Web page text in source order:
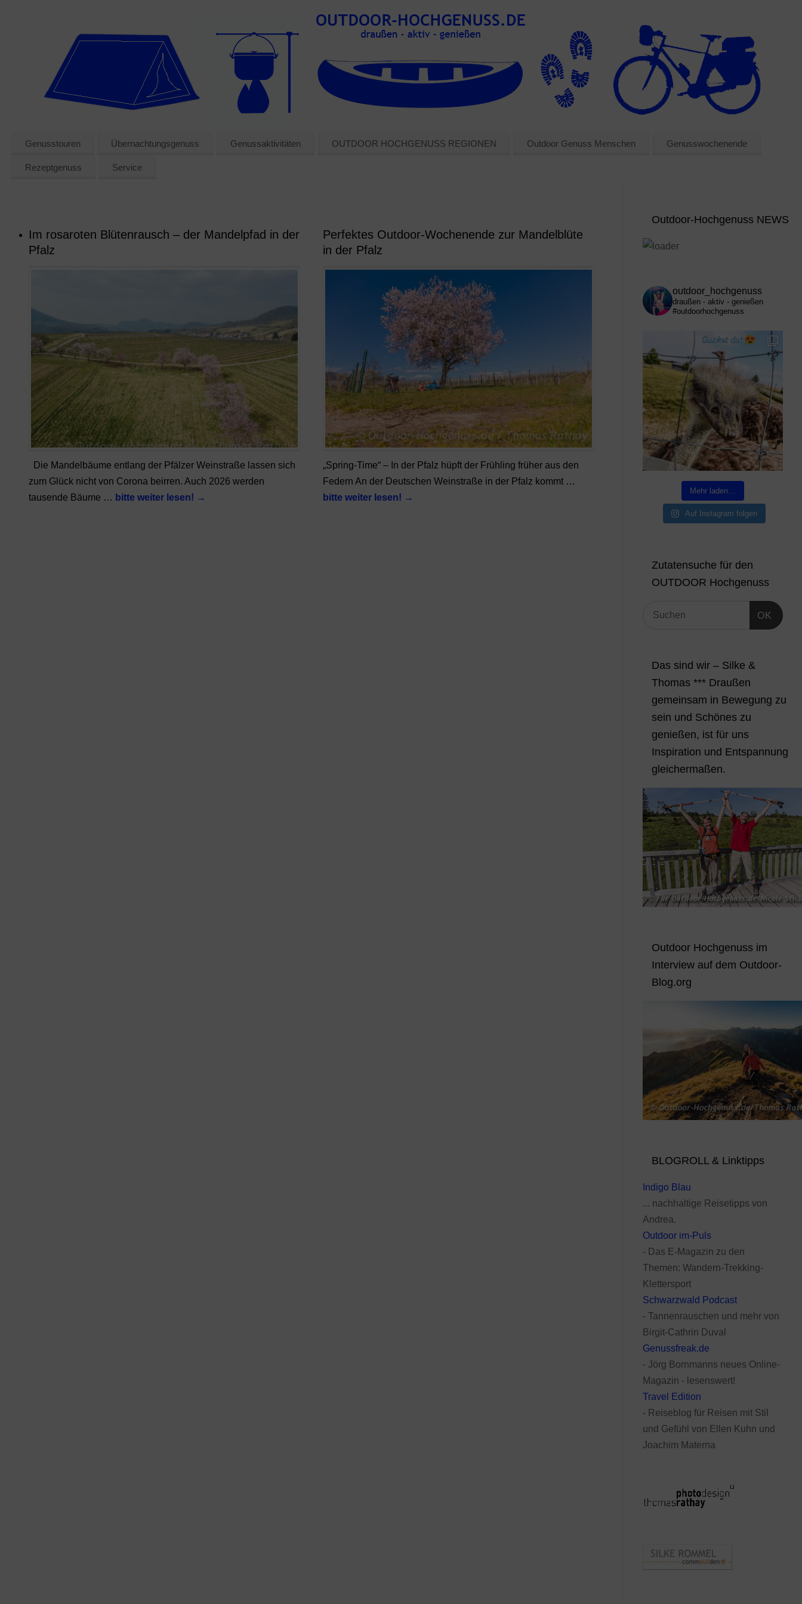
Genusstouren Übernachtungsgenuss Genussaktivitäten OUTDOOR HOCHGENUSS REGIONEN Outdoor Genuss Menschen Genusswochenende
Rezeptgenuss Service
Im rosaroten Blütenrausch – der Mandelpfad in der
Pfalz
Die Mandelbäume entlang der Pfälzer Weinstraße lassen sich
zum Glück nicht von Corona beirren. Auch 2026 werden
tausende Bäume … bitte weiter lesen! →
Perfektes Outdoor-Wochenende zur Mandelblüte
in der Pfalz
„Spring-Time“ – In der Pfalz hüpft der Frühling früher aus den
Federn An der Deutschen Weinstraße in der Pfalz kommt …
bitte weiter lesen! →
Outdoor-Hochgenuss NEWS
outdoor_hochgenuss
draußen - aktiv - genießen
#outdoorhochgenuss
Mehr laden…
Auf Instagram folgen
Zutatensuche für den
OUTDOOR Hochgenuss
OK
Das sind wir – Silke &
Thomas *** Draußen
gemeinsam in Bewegung zu
sein und Schönes zu
genießen, ist für uns
Inspiration und Entspannung
gleichermaßen.
Outdoor Hochgenuss im
Interview auf dem Outdoor-
Blog.org
BLOGROLL & Linktipps
Indigo Blau
... nachhaltige Reisetipps von
Andrea.
Outdoor im-Puls
- Das E-Magazin zu den
Themen: Wandern-Trekking-
Klettersport
Schwarzwald Podcast
- Tannenrauschen und mehr von
Birgit-Cathrin Duval
Genussfreak.de
- Jörg Bornmanns neues Online-
Magazin - lesenswert!
Travel Edition
- Reiseblog für Reisen mit Stil
und Gefühl von Ellen Kuhn und
Joachim Materna